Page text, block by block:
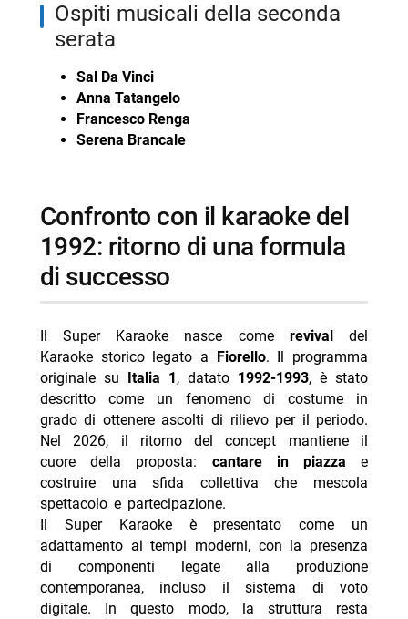
ospiti musicali della seconda
serata
Sal Da Vinci
Anna Tatangelo
Francesco Renga
Serena Brancale
confronto con il karaoke del
1992: ritorno di una formula
di successo
Il Super Karaoke nasce come revivaldel
Karaoke storico legato a Fiorello. Il programma
originale su Italia 1, datato 1992-1993, è stato
descritto come un fenomeno di costume in
grado di ottenere ascolti di rilievo per il periodo.
Nel 2026, il ritorno del concept mantiene il
cuore della proposta: cantare in piazza e
costruire una sfida collettiva che mescola
spettacolo e partecipazione.
Il Super Karaoke è presentato come un
adattamento ai tempi moderni, con la presenza
di componenti legate alla produzione
contemporanea, incluso il sistema di voto
digitale. In questo modo, la struttura resta